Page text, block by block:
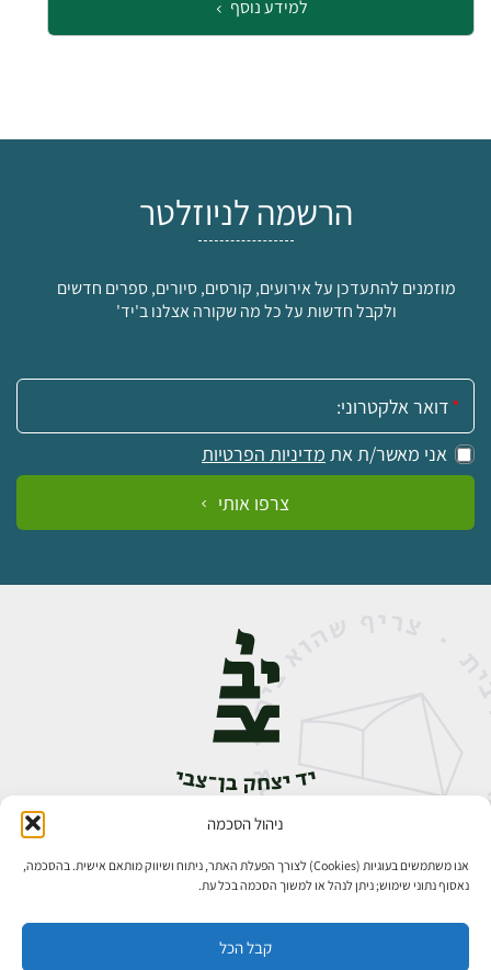
ניהול הסכמה
אנו משתמשים בעוגיות (Cookies) לצורך הפעלת האתר, ניתוח ושיווק מותאם אישית. בהסכמה,
נאסוף נתוני שימוש; ניתן לנהל או למשוך הסכמה בכל עת.
קבל הכל
למידע נוסף
הרשמה לניוזלטר
מוזמנים להתעדכן על אירועים, קורסים, סיורים, ספרים חדשים
ולקבל חדשות על כל מה שקורה אצלנו ב'יד'
אימייל:
אני מאשר/ת את מדיניות הפרטיות
צרפו אותי
אבן גבירול 14, רחביה, ירושלים